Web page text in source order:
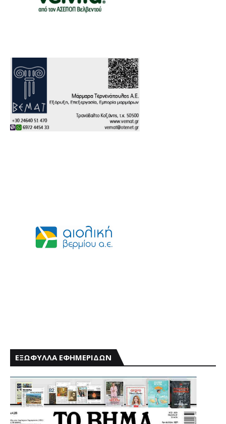
ΕΞΩΦΥΛΛΑ ΕΦΗΜΕΡΙΔΩΝ